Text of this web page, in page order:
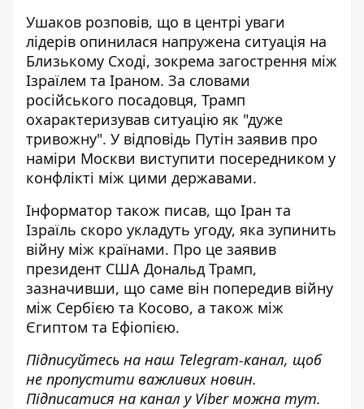
Ушаков розповів, що в центрі уваги
лідерів опинилася напружена ситуація на
Близькому Сході, зокрема загострення між
Ізраїлем та Іраном. За словами
російського посадовця, Трамп
охарактеризував ситуацію як "дуже
тривожну". У відповідь Путін заявив про
наміри Москви виступити посередником у
конфлікті між цими державами.
Інформатор також писав, що Іран та
Ізраїль скоро укладуть угоду, яка зупинить
війну між країнами. Про це заявив
президент США Дональд Трамп,
зазначивши, що саме він попередив війну
між Сербією та Косово, а також між
Єгиптом та Ефіопією.
Підписуйтесь на наш Telegram-канал, щоб
не пропустити важливих новин.
Підписатися на канал у Viber можна тут.